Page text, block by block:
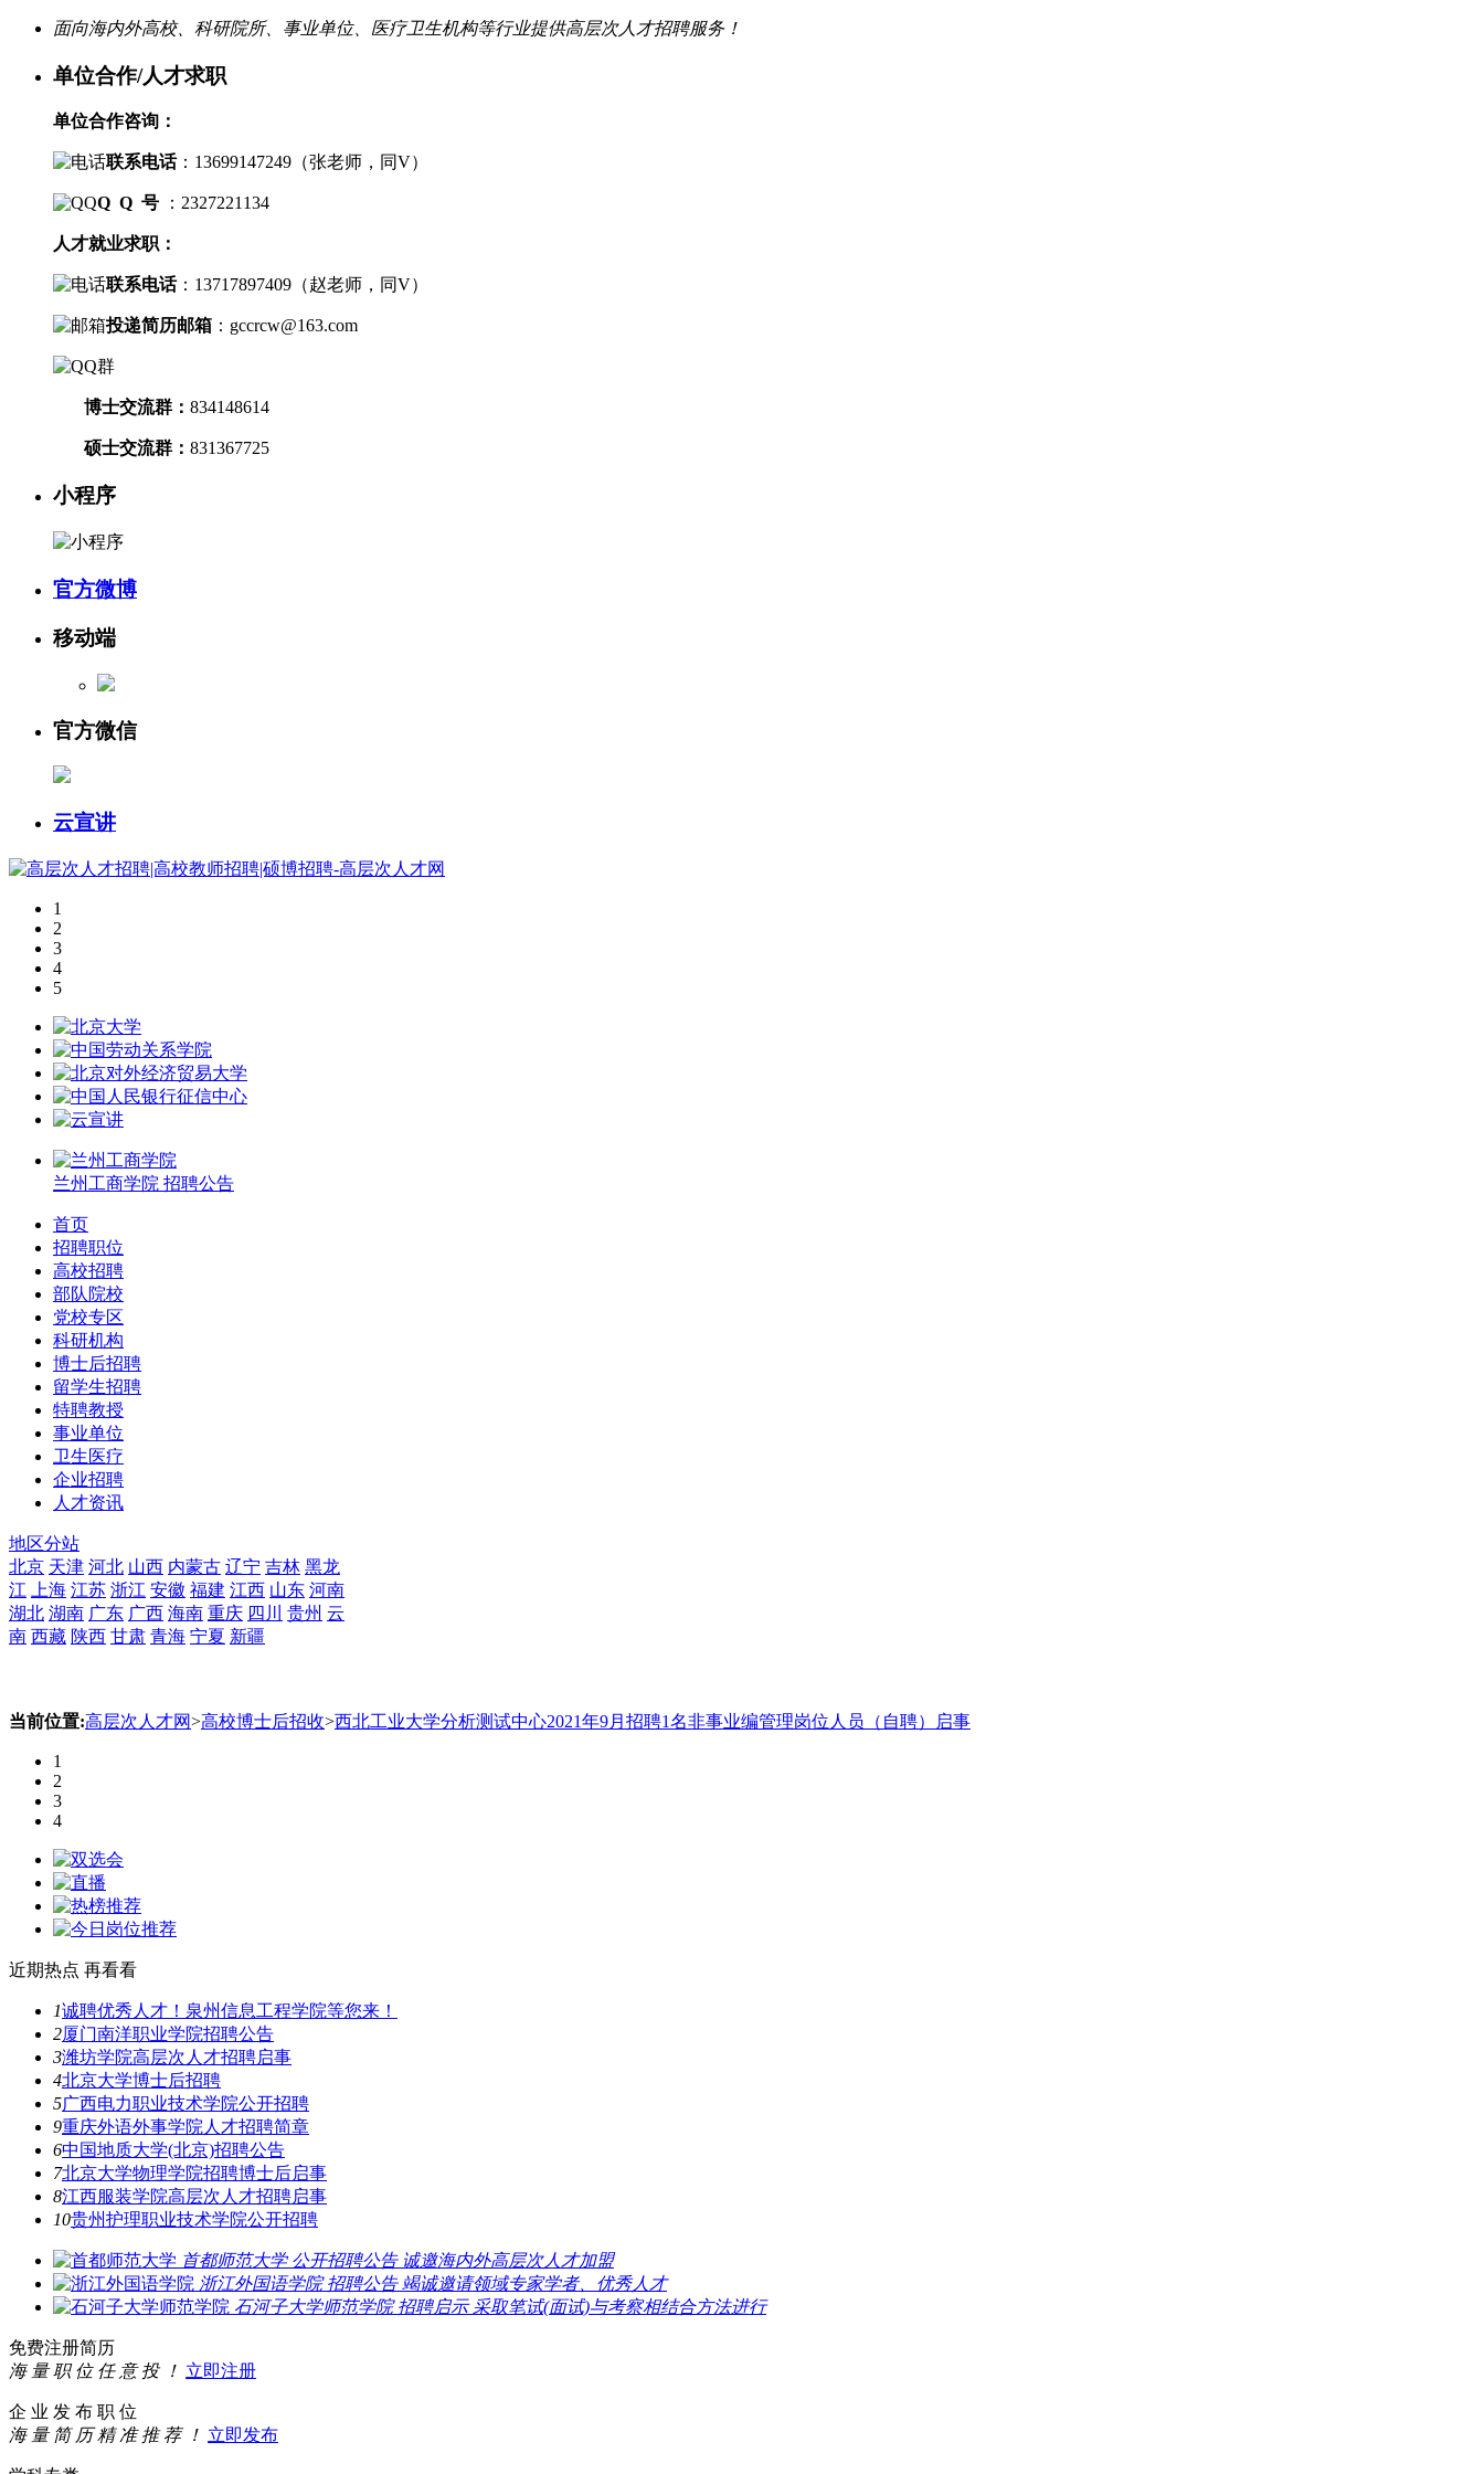
面向海内外高校、科研院所、事业单位、医疗卫生机构等行业提供高层次人才招聘服务！
单位合作/人才求职
单位合作咨询：
联系电话： 13699147249（张老师， 同V）
Q Q 号 ：2327221134
人才就业求职：
联系电话： 13717897409（赵老师， 同V）
投递简历邮箱 ： gccrcw@163.com
博士交流群 ： 834148614
硕士交流群： 831367725
小程序
官方微博
移动端
官方微信
云宣讲
1
2
3
4
5
兰州工商学院 招聘公告
首页
招聘职位
高校招聘
部队院校
党校专区
科研机构
博士后招聘
留学生招聘
特聘教授
事业单位
卫生医疗
企业招聘
人才资讯
地区分站
北京 天津 河北 山西 内蒙古 辽宁 吉林 黑龙
江
上海 江苏 浙江 安徽 福建 江西 山东 河南
湖北 湖南 广东 广西 海南 重庆 四川 贵州 云
南 西藏 陕西 甘肃 青海 宁夏 新疆
当前位置:高层次人才网>高校博士后招收>西北工业大学分析测试中心2021年9月招聘1名非事业编管理岗位人员（自聘）启事
1
2
3
4
近期热点 再看看
1诚聘优秀人才！泉州信息工程学院等您来！
2厦门南洋职业学院招聘公告
3潍坊学院高层次人才招聘启事
4北京大学博士后招聘
5广西电力职业技术学院公开招聘
9重庆外语外事学院人才招聘简章
6中国地质大学(北京)招聘公告
7北京大学物理学院招聘博士后启事
8江西服装学院高层次人才招聘启事
10贵州护理职业技术学院公开招聘
首都师范大学 公开招聘公告 诚邀海内外高层次人才加盟
浙江外国语学院 招聘公告 竭诚邀请领域专家学者、优秀人才
石河子大学师范学院 招聘启示 采取笔试(面试)与考察相结合方法进行
免费注册简历
海 量 职 位 任 意 投 ！ 立即注册
企 业 发 布 职 位
海 量 简 历 精 准 推 荐 ！ 立即发布